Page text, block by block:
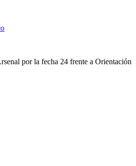
por la fecha 24 frente a Orientación